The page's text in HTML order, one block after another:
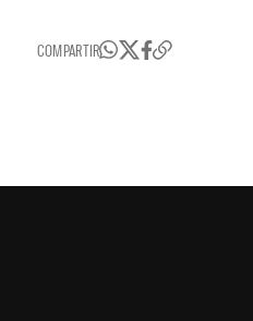
COMPARTIR